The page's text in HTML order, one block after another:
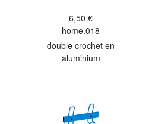
6,50 €
home.018
double crochet en
aluminium